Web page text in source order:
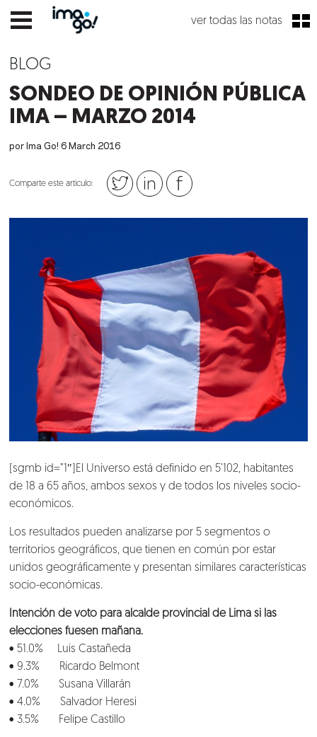
ver todas las notas
BLOG
SONDEO DE OPINIÓN PÚBLICA
IMA – MARZO 2014
por Ima Go!6 March 2016
Comparte este artículo:
[sgmb id=”1″]El Universo está definido en 5’102, habitantes
de 18 a 65 años, ambos sexos y de todos los niveles socio-
económicos.
Los resultados pueden analizarse por 5 segmentos o
territorios geográficos, que tienen en común por estar
unidos geográficamente y presentan similares características
socio-económicas.
Intención de voto para alcalde provincial de Lima si las
elecciones fuesen mañana.
• 51.0% Luis Castañeda
• 9.3% Ricardo Belmont
• 7.0% Susana Villarán
• 4.0% Salvador Heresi
• 3.5% Felipe Castillo